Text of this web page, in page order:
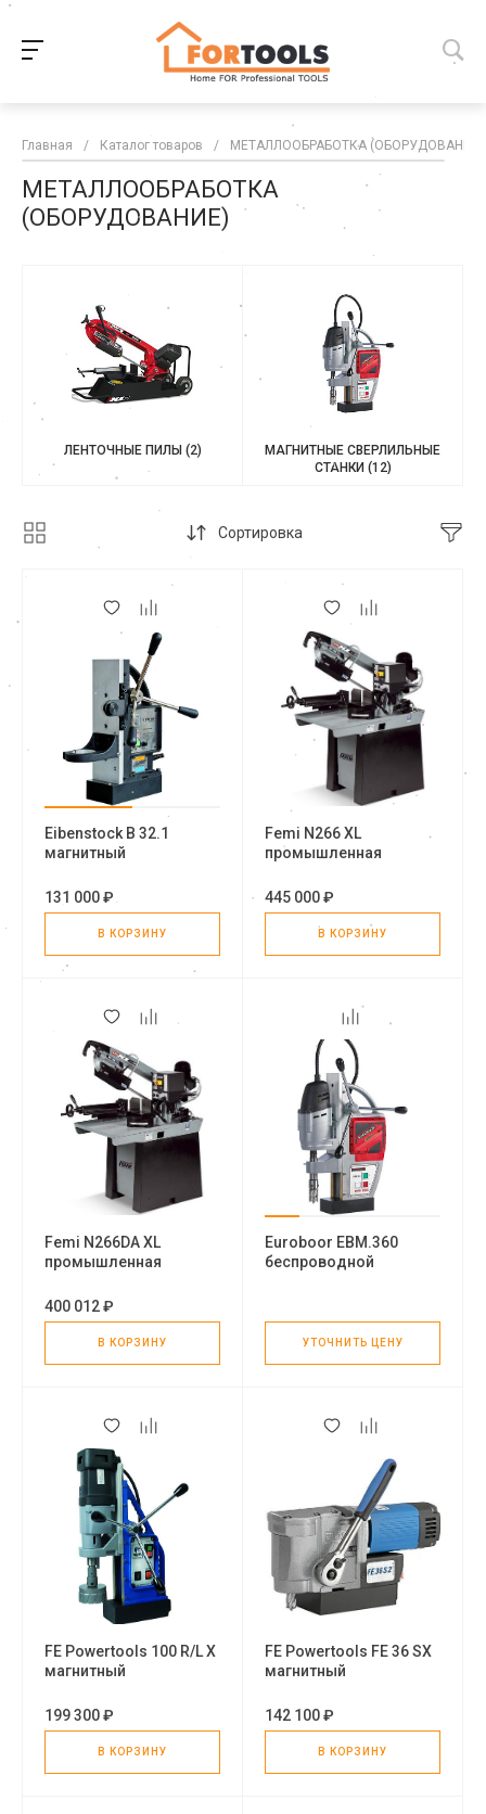
Главная / Каталог товаров / МЕТАЛЛООБРАБОТКА (ОБОРУДОВАНИЕ)
МЕТАЛЛООБРАБОТКА
(ОБОРУДОВАНИЕ)
ЛЕНТОЧНЫЕ ПИЛЫ (2)
МАГНИТНЫЕ СВЕРЛИЛЬНЫЕ
СТАНКИ (12)
Сортировка
Eibenstock B 32.1
магнитный
(стойка)
131 000 ₽
В КОРЗИНУ
Femi N266 XL
промышленная
445 000 ₽
В КОРЗИНУ
Femi N266DA XL
промышленная
400 012 ₽
В КОРЗИНУ
Euroboor EBM.360
беспроводной
УТОЧНИТЬ ЦЕНУ
FE Powertools 100 R/L X
магнитный
резьбонарезной
станок
199 300 ₽
В КОРЗИНУ
FE Powertools FE 36 SX
магнитный
142 100 ₽
В КОРЗИНУ